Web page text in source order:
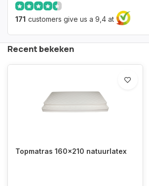
171 customers give us a 9,4 at
Recent bekeken
Topmatras 160x210 natuurlatex